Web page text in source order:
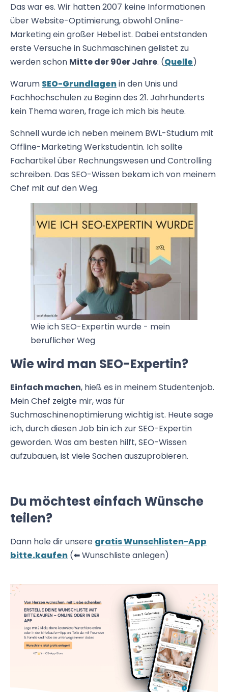
Das war es. Wir hatten 2007 keine Informationen
über Website-Optimierung, obwohl Online-
Marketing ein großer Hebel ist. Dabei entstanden
erste Versuche in Suchmaschinen gelistet zu
werden schon Mitte der 90er Jahre. (Quelle)
Warum SEO-Grundlagenin den Unis und
Fachhochschulen zu Beginn des 21. Jahrhunderts
kein Thema waren, frage ich mich bis heute.
Schnell wurde ich neben meinem BWL-Studium mit
Offline-Marketing Werkstudentin. Ich sollte
Fachartikel über Rechnungswesen und Controlling
schreiben. Das SEO-Wissen bekam ich von meinem
Chef mit auf den Weg.
Wie ich SEO-Expertin wurde - mein
beruflicher Weg
Wie wird man SEO-Expertin?
Einfach machen, hieß es in meinem Studentenjob.
Mein Chef zeigte mir, was für
Suchmaschinenoptimierung wichtig ist. Heute sage
ich, durch diesen Job bin ich zur SEO-Expertin
geworden. Was am besten hilft, SEO-Wissen
aufzubauen, ist viele Sachen auszuprobieren.
Du möchtest einfach Wünsche
teilen?
Dann hole dir unsere gratis Wunschlisten-App
bitte.kaufen (⬅️ Wunschliste anlegen)